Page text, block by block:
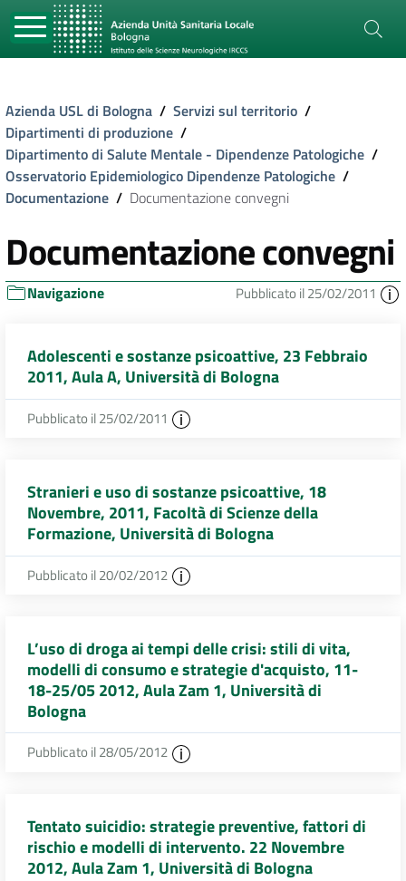
Azienda USL di Bologna / Servizi sul territorio /
Dipartimenti di produzione /
Dipartimento di Salute Mentale - Dipendenze Patologiche /
Osservatorio Epidemiologico Dipendenze Patologiche /
Documentazione / Documentazione convegni
Documentazione convegni
Navigazione Pubblicato il 25/02/2011
Adolescenti e sostanze psicoattive, 23 Febbraio
2011, Aula A, Università di Bologna
Pubblicato il 25/02/2011
Stranieri e uso di sostanze psicoattive, 18
Novembre, 2011, Facoltà di Scienze della
Formazione, Università di Bologna
Pubblicato il 20/02/2012
L’uso di droga ai tempi delle crisi: stili di vita,
modelli di consumo e strategie d'acquisto, 11-
18-25/05 2012, Aula Zam 1, Università di
Bologna
Pubblicato il 28/05/2012
Tentato suicidio: strategie preventive, fattori di
rischio e modelli di intervento. 22 Novembre
2012, Aula Zam 1, Università di Bologna